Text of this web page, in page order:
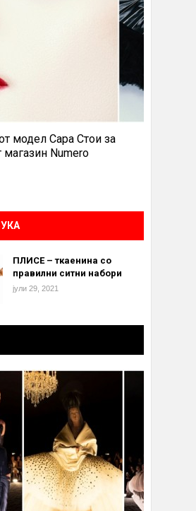
модел Сара Стои за
Numero
ПЛИСЕ – ткаенина со
правилни ситни набори
јули 29, 2021